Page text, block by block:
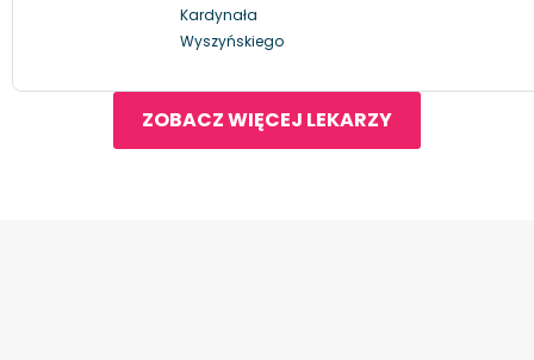
Kardynała
Wyszyńskiego
ZOBACZ WIĘCEJ LEKARZY